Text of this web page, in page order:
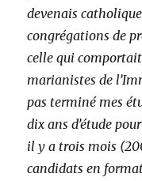
devenais
congrégations de
celle qui
marianistes de
pas terminé mes
dix ans d’étude
il y a trois mois
candidats en